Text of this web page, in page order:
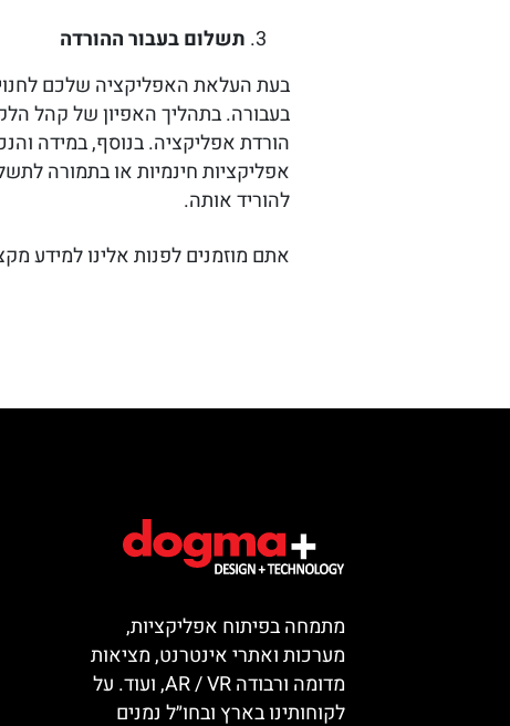
תשלום בעבור ההורדה
בעבורה. בתהליך האפיון של קהל
הורדת אפליקציה. בנוסף, במידה
אפליקציות חינמיות או בתמורה
להוריד אותה.
אתם מוזמנים לפנות אלינו למידע
מתמחה בפיתוח אפליקציות,
מערכות ואתרי אינטרנט, מציאות
מדומה ורבודה AR / VR, ועוד. על
לקוחותינו בארץ ובחו״ל נמנים